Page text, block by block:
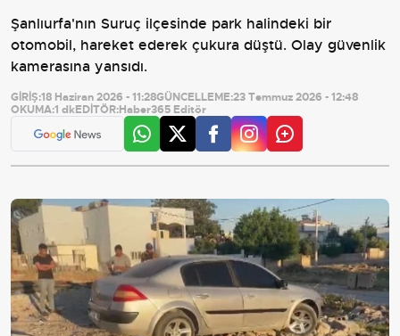
Şanlıurfa'nın Suruç ilçesinde park halindeki bir
otomobil, hareket ederek çukura düştü. Olay güvenlik
kamerasına yansıdı.
GİRİŞ:18 Haziran 2026 - 11:28GÜNCELLEME:23 Temmuz 2026 - 12:48
OKUMA:1 dkEDİTÖR:Haber365 Editör